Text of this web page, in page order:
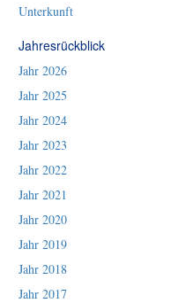
Unterkunft
Jahresrückblick
Jahr 2026
Jahr 2025
Jahr 2024
Jahr 2023
Jahr 2022
Jahr 2021
Jahr 2020
Jahr 2019
Jahr 2018
Jahr 2017